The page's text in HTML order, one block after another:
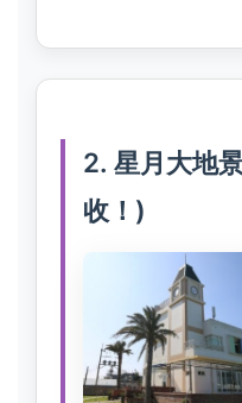
2. 星月大地
收！)